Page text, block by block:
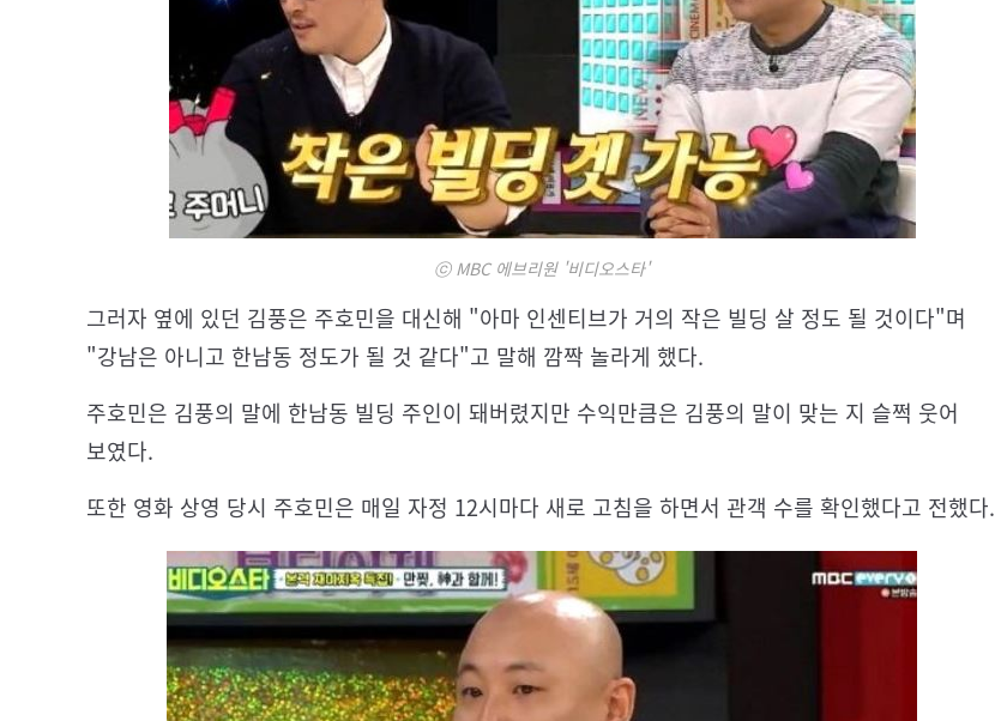
ⓒ MBC 에브리원 '비디오스타'
그러자 옆에 있던 김풍은 주호민을 대신해 "아마 인센티브가 거의 작은 빌딩 살 정도 될 것이다"며
"강남은 아니고 한남동 정도가 될 것 같다"고 말해 깜짝 놀라게 했다.
주호민은 김풍의 말에 한남동 빌딩 주인이 돼버렸지만 수익만큼은 김풍의 말이 맞는 지 슬쩍 웃어
보였다.
또한 영화 상영 당시 주호민은 매일 자정 12시마다 새로 고침을 하면서 관객 수를 확인했다고 전했다.